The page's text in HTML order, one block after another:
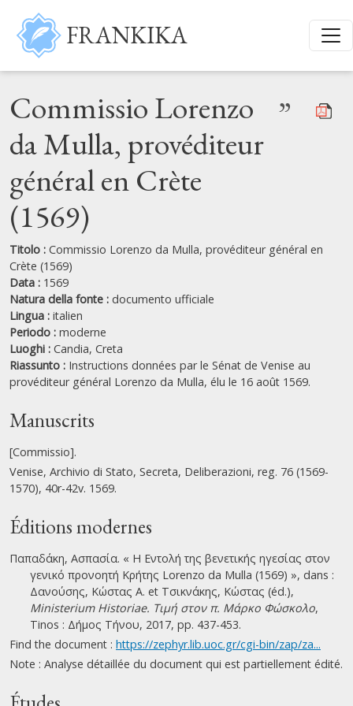
Salta al contenuto principale
FRANKIKA
Commissio Lorenzo
da Mulla, provéditeur
général en Crète
(1569)
”
Titolo : Commissio Lorenzo da Mulla, provéditeur général en
Crète (1569)
Data : 1569
Natura della fonte : documento ufficiale
Lingua : italien
Periodo : moderne
Luoghi : Candia, Creta
Riassunto : Instructions données par le Sénat de Venise au
provéditeur général Lorenzo da Mulla, élu le 16 août 1569.
Manuscrits
[Commissio].
Venise, Archivio di Stato, Secreta, Deliberazioni, reg. 76 (1569-
1570), 40r-42v. 1569.
Éditions modernes
Παπαδάκη, Ασπασία. « Η Εντολή της βενετικής ηγεσίας στον
γενικό προνοητή Κρήτης Lorenzo da Mulla (1569) », dans :
Δανούσης, Κώστας Α. et Τσικνάκης, Κώστας (éd.),
Ministerium Historiae. Τιμή στον π. Μάρκο Φώσκολο,
Tinos : Δήμος Τήνου, 2017, pp. 437-453.
Find the document : https://zephyr.lib.uoc.gr/cgi-bin/zap/za...
Note : Analyse détaillée du document qui est partiellement édité.